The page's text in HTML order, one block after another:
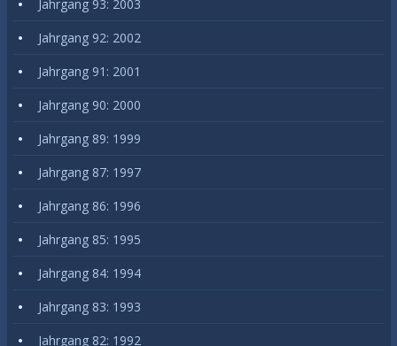
Jahrgang 93: 2003
Jahrgang 92: 2002
Jahrgang 91: 2001
Jahrgang 90: 2000
Jahrgang 89: 1999
Jahrgang 87: 1997
Jahrgang 86: 1996
Jahrgang 85: 1995
Jahrgang 84: 1994
Jahrgang 83: 1993
Jahrgang 82: 1992